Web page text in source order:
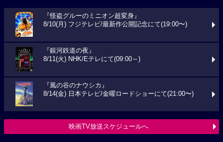
『怪盗グルーのミニオン超変身』
8/10(月) フジテレビ/最新作公開記念にて(19:00〜)
『銀河鉄道の夜』
8/11(火) NHK/Eテレにて(09:00～)
『風の谷のナウシカ』
8/14(金) 日本テレビ/金曜ロードショーにて(21:00〜)
映画TV放送スケジュールへ